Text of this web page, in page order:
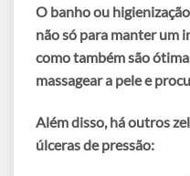
O banho ou
não só para manter um
como também são
massagear a pele e
Além disso, há outros
úlceras de pressão: